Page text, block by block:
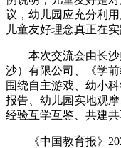
议，幼儿园应充分利
儿童友好理念真正在实
本次交流会由长
沙）有限公司、《学
围绕自主游戏、幼小
报告、幼儿园实地观
经验互学互鉴、共建共
《中国教育报》